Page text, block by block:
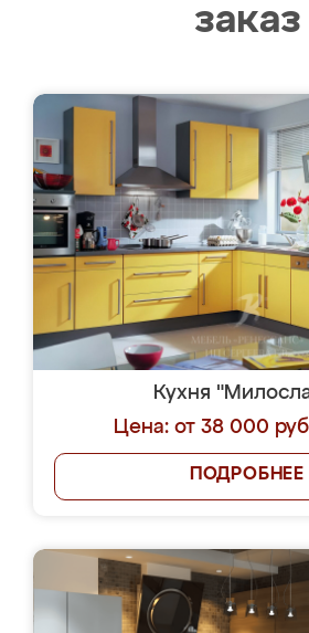
заказ
Кухня
Цена: от 38 000
ПОДРОБНЕЕ